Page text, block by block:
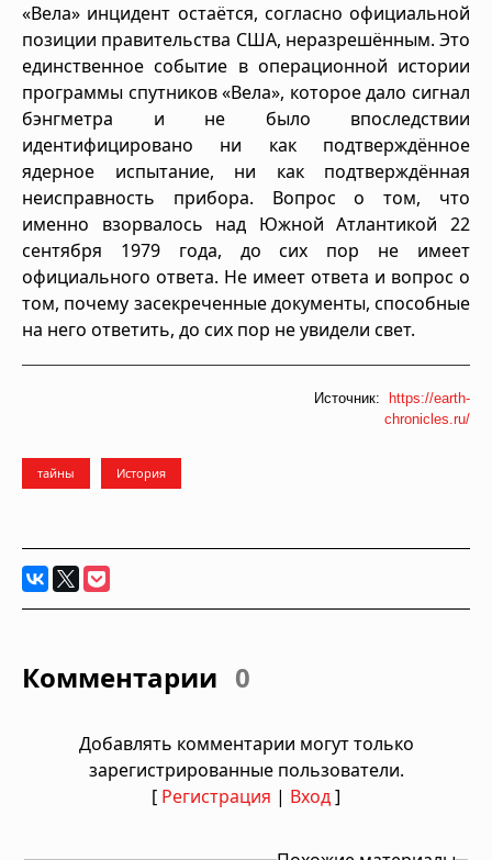
«Вела» инцидент остаётся, согласно официальной
позиции правительства США, неразрешённым. Это
единственное событие в операционной истории
программы спутников «Вела», которое дало сигнал
бэнгметра и не было впоследствии
идентифицировано ни как подтверждённое
ядерное испытание, ни как подтверждённая
неисправность прибора. Вопрос о том, что
именно взорвалось над Южной Атлантикой 22
сентября 1979 года, до сих пор не имеет
официального ответа. Не имеет ответа и вопрос о
том, почему засекреченные документы, способные
на него ответить, до сих пор не увидели свет.
Источник:
https://earth-
chronicles.ru/
тайны История
Комментарии 0
Добавлять комментарии могут только
зарегистрированные пользователи.
[ Регистрация | Вход]